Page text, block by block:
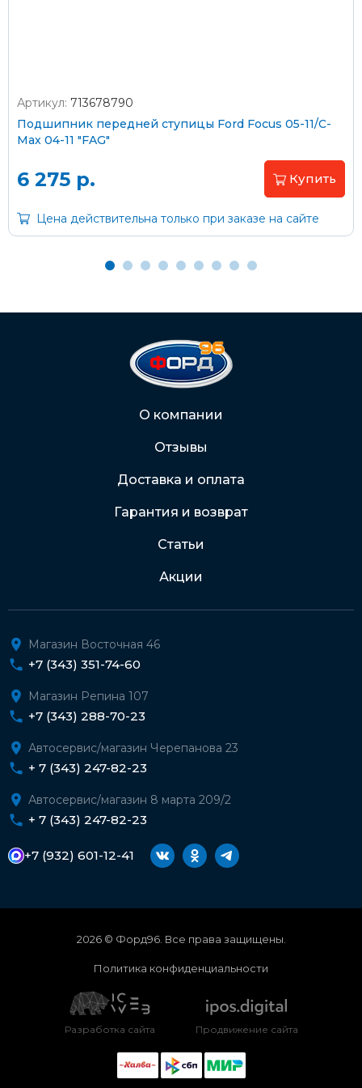
Пластиковыми картами
Через банк
С помощью карты рассрочки Халва
2202 2032 0805 1187
Через Интернет-банк
Подробнее о доставке и оплате
Артикул: 713678790
Подшипник передней ступицы Ford Focus 05-11/C-
Max 04-11 "FAG"
Цена действительна только при заказе на сайте
6 275 р. Купить
О компании
Отзывы
Доставка и оплата
Гарантия и возврат
Статьи
Акции
Магазин Восточная 46
+7 (343) 351-74-60
Магазин Репина 107
+7 (343) 288-70-23
Автосервис/магазин Черепанова 23
+ 7 (343) 247-82-23
Автосервис/магазин 8 марта 209/2
+ 7 (343) 247-82-23
+7 (932) 601-12-41
2026 © Форд96. Все права защищены.
Политика конфиденциальности
Разработка сайта Продвижение сайта